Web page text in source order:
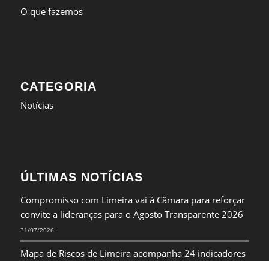
O que fazemos
CATEGORIA
Notícias
ÚLTIMAS NOTÍCIAS
Compromisso com Limeira vai à Câmara para reforçar
convite a lideranças para o Agosto Transparente 2026
31/07/2026
Mapa de Riscos de Limeira acompanha 24 indicadores